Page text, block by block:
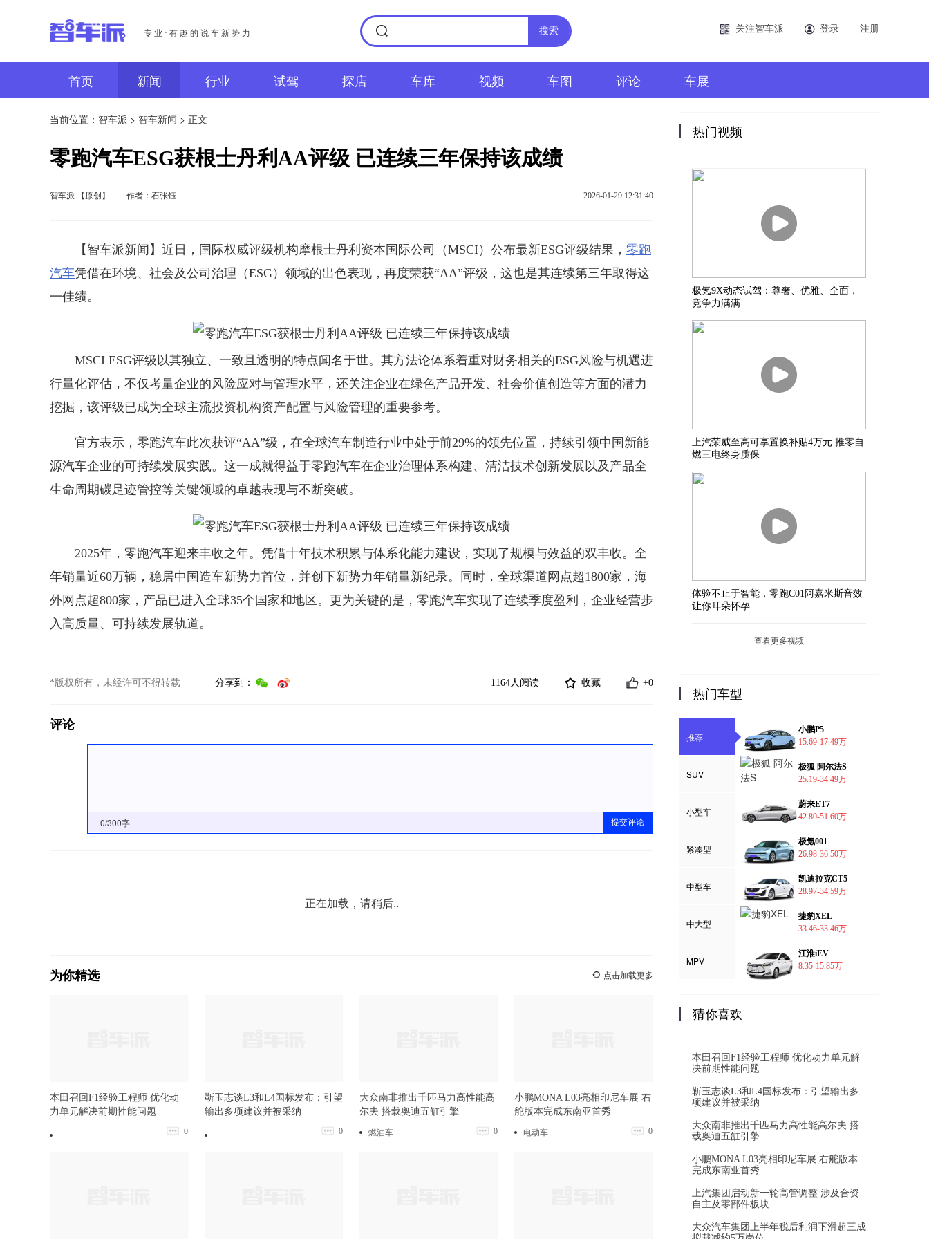
专业·有趣的说车新势力 搜索 关注智车派 登录 注册
首页 新闻 行业 试驾 探店 车库 视频 车图 评论 车展
当前位置： 智车派 > 智车新闻 > 正文
零跑汽车ESG获根士丹利AA评级 已连续三年保持该成绩
智车派 【原创】 作者：石张钰 2026-01-29 12:31:40
【智车派新闻】近日，国际权威评级机构摩根士丹利资本国际公司（MSCI）公布最新ESG评级结果， 零跑
汽车凭借在环境、社会及公司治理（ESG）领域的出色表现，再度荣获“AA”评级，这也是其连续第三年取得这
一佳绩。
MSCI ESG评级以其独立、一致且透明的特点闻名于世。其方法论体系着重对财务相关的ESG风险与机遇进
行量化评估，不仅考量企业的风险应对与管理水平，还关注企业在绿色产品开发、社会价值创造等方面的潜力
挖掘，该评级已成为全球主流投资机构资产配置与风险管理的重要参考。
官方表示，零跑汽车此次获评“AA”级，在全球汽车制造行业中处于前29%的领先位置，持续引领中国新能
源汽车企业的可持续发展实践。这一成就得益于零跑汽车在企业治理体系构建、清洁技术创新发展以及产品全
生命周期碳足迹管控等关键领域的卓越表现与不断突破。
2025年，零跑汽车迎来丰收之年。凭借十年技术积累与体系化能力建设，实现了规模与效益的双丰收。全
年销量近60万辆，稳居中国造车新势力首位，并创下新势力年销量新纪录。同时，全球渠道网点超1800家，海
外网点超800家，产品已进入全球35个国家和地区。更为关键的是，零跑汽车实现了连续季度盈利，企业经营步
入高质量、可持续发展轨道。
*版权所有，未经许可不得转载 分享到： +0
收藏
1164人阅读
评论
0/300字 提交评论
正在加载，请稍后..
为你精选 点击加载更多
本田召回F1经验工程师 优化动
力单元解决前期性能问题
0
靳玉志谈L3和L4国标发布：引望
输出多项建议并被采纳
0
大众南非推出千匹马力高性能高
尔夫 搭载奥迪五缸引擎
燃油车 0
小鹏MONA L03亮相印尼车展 右
舵版本完成东南亚首秀
电动车 0
热门视频
极氪9X动态试驾：尊奢、优雅、全面，
竞争力满满
上汽荣威至高可享置换补贴4万元 推零自
燃三电终身质保
体验不止于智能，零跑C01阿嘉米斯音效
让你耳朵怀孕
查看更多视频
热门车型
推荐
SUV
小型车
紧凑型
中型车
中大型
MPV
小鹏P5
15.69-17.49万
极狐 阿尔法S
25.19-34.49万
蔚来ET7
42.80-51.60万
极氪001
26.98-36.50万
凯迪拉克CT5
28.97-34.59万
捷豹XEL
33.46-33.46万
江淮iEV
8.35-15.85万
猜你喜欢
本田召回F1经验工程师 优化动力单元解
决前期性能问题
靳玉志谈L3和L4国标发布：引望输出多
项建议并被采纳
大众南非推出千匹马力高性能高尔夫 搭
载奥迪五缸引擎
小鹏MONA L03亮相印尼车展 右舵版本
完成东南亚首秀
上汽集团启动新一轮高管调整 涉及合资
自主及零部件板块
大众汽车集团上半年税后利润下滑超三成